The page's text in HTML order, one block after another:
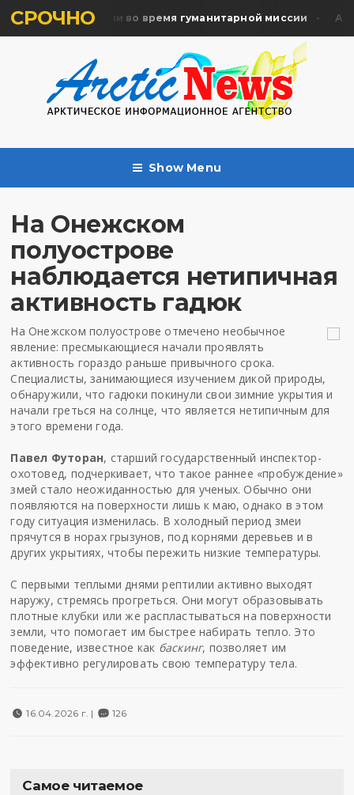
СРОЧНО
жертв почтили во время гуманитарной миссии
Show Menu
На Онежском
полуострове
наблюдается нетипичная
активность гадюк
На Онежском полуострове отмечено необычное
явление: пресмыкающиеся начали проявлять
активность гораздо раньше привычного срока.
Специалисты, занимающиеся изучением дикой природы,
обнаружили, что гадюки покинули свои зимние укрытия и
начали греться на солнце, что является нетипичным для
этого времени года.
Павел Футоран, старший государственный инспектор-
охотовед, подчеркивает, что такое раннее «пробуждение»
змей стало неожиданностью для ученых. Обычно они
появляются на поверхности лишь к маю, однако в этом
году ситуация изменилась. В холодный период змеи
прячутся в норах грызунов, под корнями деревьев и в
других укрытиях, чтобы пережить низкие температуры.
С первыми теплыми днями рептилии активно выходят
наружу, стремясь прогреться. Они могут образовывать
плотные клубки или же распластываться на поверхности
земли, что помогает им быстрее набирать тепло. Это
поведение, известное как баскинг, позволяет им
эффективно регулировать свою температуру тела.
16.04.2026 г. | 126
Самое читаемое